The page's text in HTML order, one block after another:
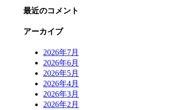
最近のコメント
アーカイブ
2026年7月
2026年6月
2026年5月
2026年4月
2026年3月
2026年2月